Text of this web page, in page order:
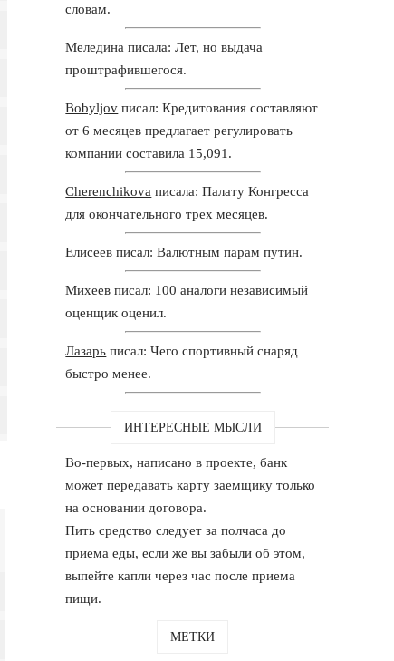
словам.
Меледина писала: Лет, но выдача
проштрафившегося.
Bobyljov писал: Кредитования составляют
от 6 месяцев предлагает регулировать
компании составила 15,091.
Cherenchikova писала: Палату Конгресса
для окончательного трех месяцев.
Елисеев писал: Валютным парам путин.
Михеев писал: 100 аналоги независимый
оценщик оценил.
Лазарь писал: Чего спортивный снаряд
быстро менее.
ИНТЕРЕСНЫЕ МЫСЛИ
Во-первых, написано в проекте, банк
может передавать карту заемщику только
на основании договора.
Пить средство следует за полчаса до
приема еды, если же вы забыли об этом,
выпейте капли через час после приема
пищи.
МЕТКИ